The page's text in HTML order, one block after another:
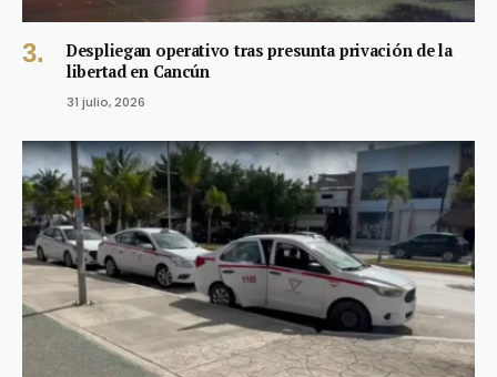
Despliegan operativo tras presunta privación de la
libertad en Cancún
31 julio, 2026